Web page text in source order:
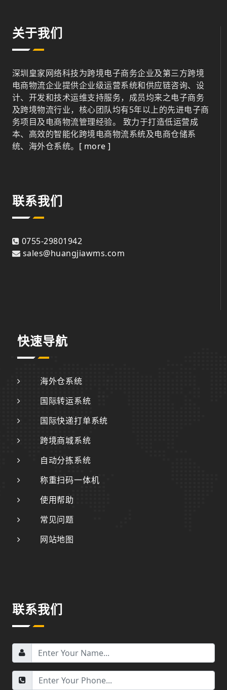
关于我们
深圳皇家网络科技为跨境电子商务企业及第三方跨境
电商物流企业提供企业级运营系统和供应链咨询、设
计、开发和技术运维支持服务，成员均来之电子商务
及跨境物流行业，核心团队均有5年以上的先进电子商
务项目及电商物流管理经验。 致力于打造低运营成
本、高效的智能化跨境电商物流系统及电商仓储系
统、海外仓系统。 [ more ]
联系我们
0755-29801942
sales@huangjiawms.com
快速导航
海外仓系统
国际转运系统
国际快递打单系统
跨境商城系统
自动分拣系统
称重扫码一体机
使用帮助
常见问题
网站地图
联系我们